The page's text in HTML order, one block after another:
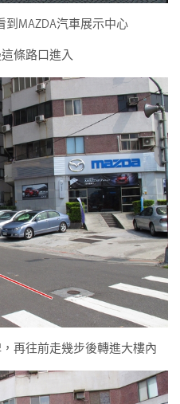
到MAZDA汽車展示中心
條路口進入
再往前走幾步後轉進大樓內